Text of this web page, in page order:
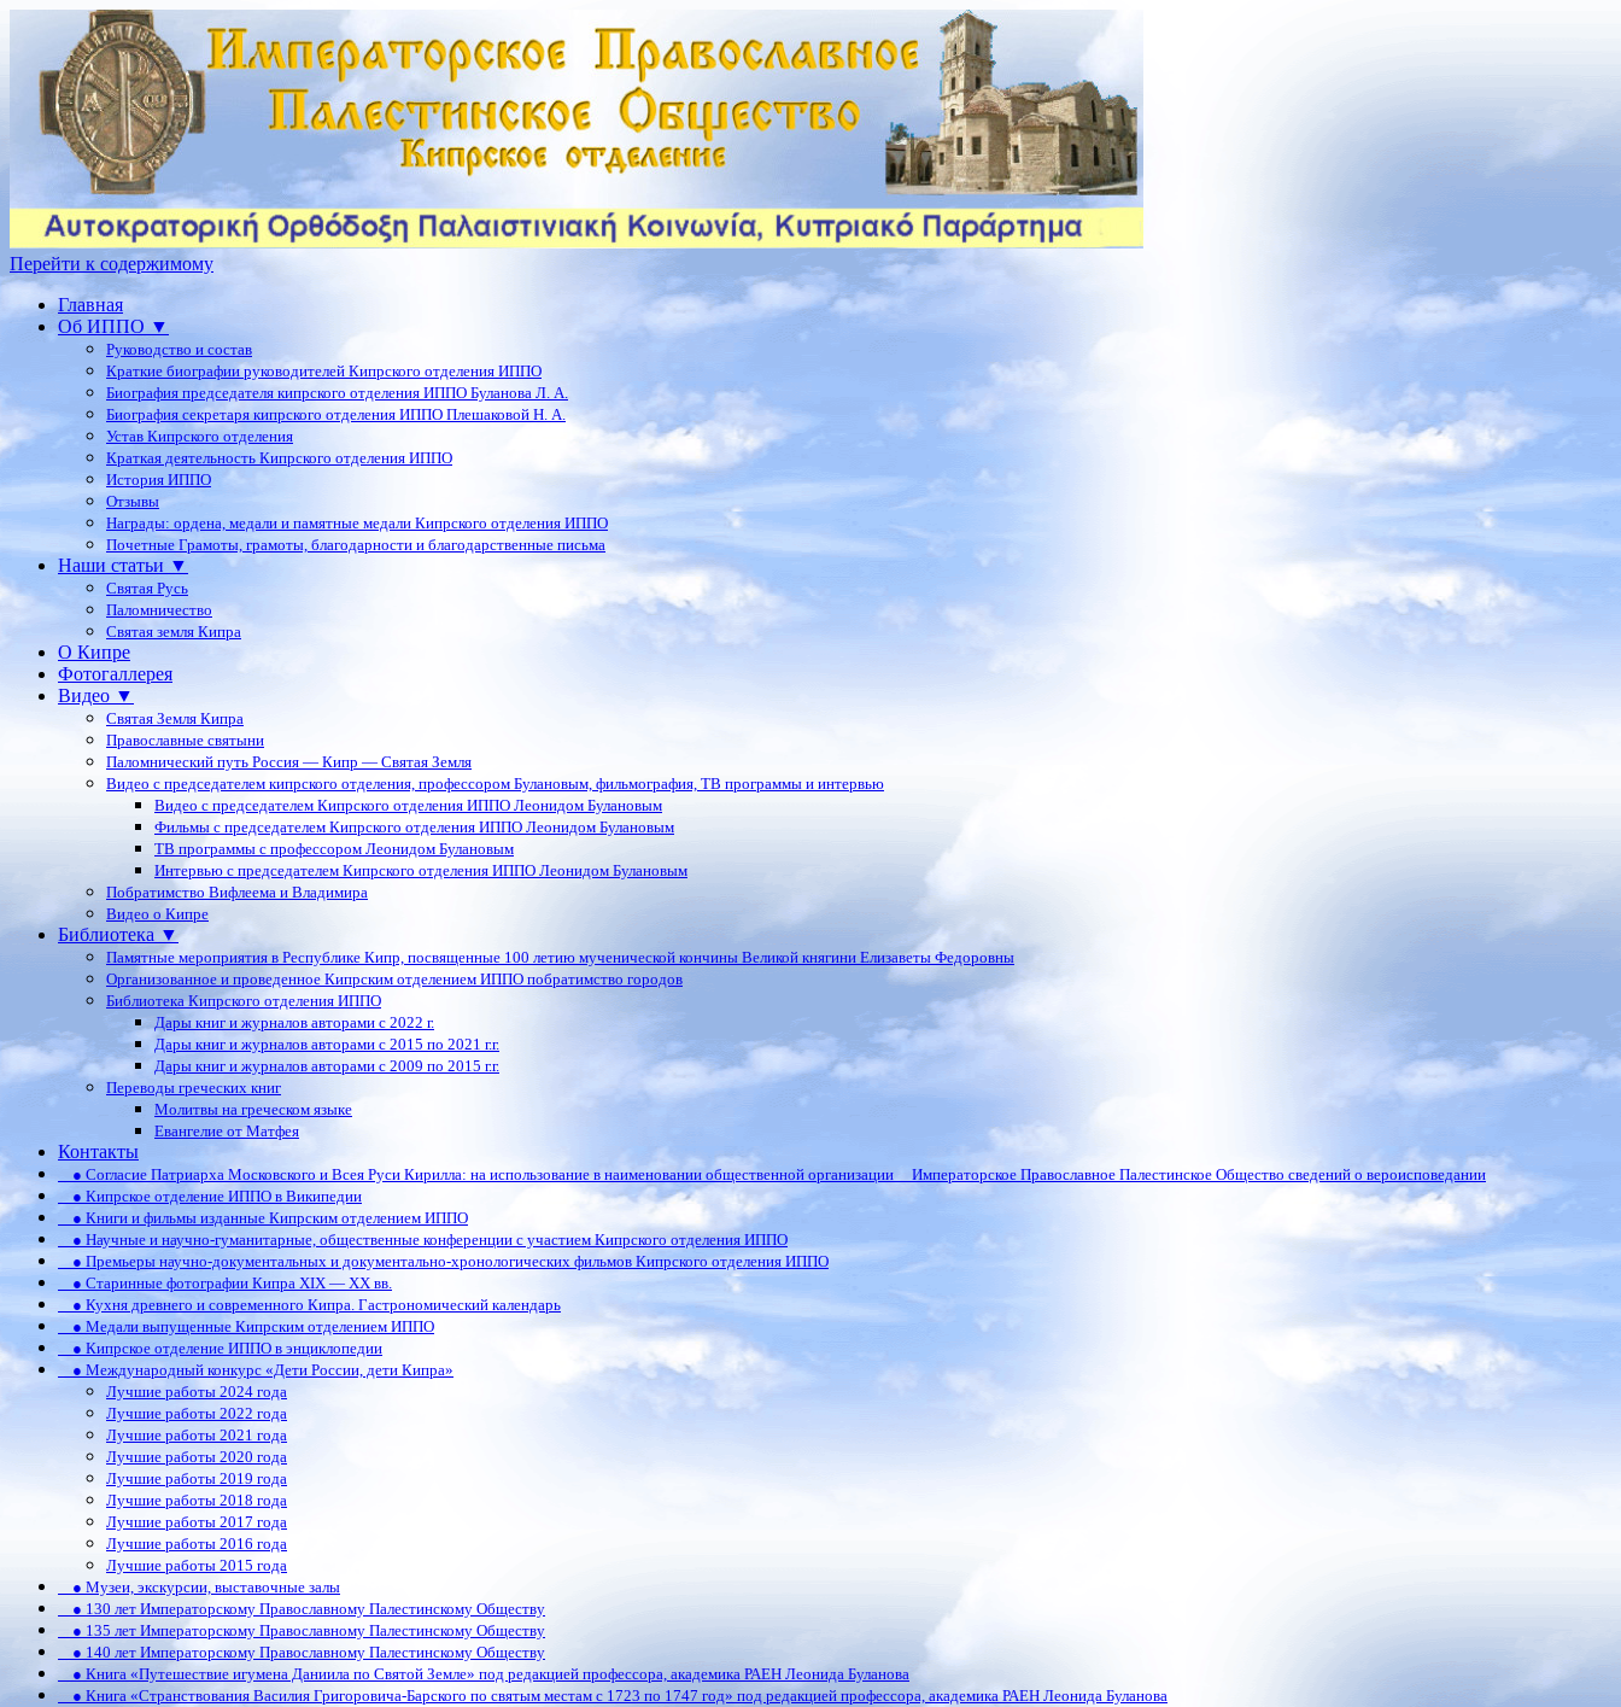
Перейти к содержимому
Главная
Об ИППО ▼
Руководство и состав
Краткие биографии руководителей Кипрского отделения ИППО
Биография председателя кипрского отделения ИППО Буланова Л. А.
Биография секретаря кипрского отделения ИППО Плешаковой Н. А.
Устав Кипрского отделения
Краткая деятельность Кипрского отделения ИППО
История ИППО
Отзывы
Награды: ордена, медали и памятные медали Кипрского отделения ИППО
Почетные Грамоты, грамоты, благодарности и благодарственные письма
Наши статьи ▼
Святая Русь
Паломничество
Святая земля Кипра
О Кипре
Фотогаллерея
Видео ▼
Святая Земля Кипра
Православные святыни
Паломнический путь Россия — Кипр — Святая Земля
Видео с председателем кипрского отделения, профессором Булановым, фильмография, ТВ программы и интервью
Видео с председателем Кипрского отделения ИППО Леонидом Булановым
Фильмы с председателем Кипрского отделения ИППО Леонидом Булановым
ТВ программы с профессором Леонидом Булановым
Интервью с председателем Кипрского отделения ИППО Леонидом Булановым
Побратимство Вифлеема и Владимира
Видео о Кипре
Библиотека ▼
Памятные мероприятия в Республике Кипр, посвященные 100 летию мученической кончины Великой княгини Елизаветы Федоровны
Организованное и проведенное Кипрским отделением ИППО побратимство городов
Библиотека Кипрского отделения ИППО
Дары книг и журналов авторами с 2022 г.
Дары книг и журналов авторами с 2015 по 2021 г.г.
Дары книг и журналов авторами с 2009 по 2015 г.г.
Переводы греческих книг
Молитвы на греческом языке
Евангелие от Матфея
Контакты
● Согласие Патриарха Московского и Всея Руси Кирилла: на использование в наименовании общественной организации Императорское Православное Палестинское Общество сведений о вероисповедании
● Кипрское отделение ИППО в Википедии
● Книги и фильмы изданные Кипрским отделением ИППО
● Научные и научно-гуманитарные, общественные конференции c участием Кипрского отделения ИППО
● Премьеры научно-документальных и документально-хронологических фильмов Кипрского отделения ИППО
● Старинные фотографии Кипра XIX — XX вв.
● Кухня древнего и современного Кипра. Гастрономический календарь
● Медали выпущенные Кипрским отделением ИППО
● Кипрское отделение ИППО в энциклопедии
● Международный конкурс «Дети России, дети Кипра»
Лучшие работы 2024 года
Лучшие работы 2022 года
Лучшие работы 2021 года
Лучшие работы 2020 года
Лучшие работы 2019 года
Лучшие работы 2018 года
Лучшие работы 2017 года
Лучшие работы 2016 года
Лучшие работы 2015 года
● Музеи, экскурсии, выставочные залы
● 130 лет Императорскому Православному Палестинскому Обществу
● 135 лет Императорскому Православному Палестинскому Обществу
● 140 лет Императорскому Православному Палестинскому Обществу
● Книга «Путешествие игумена Даниила по Святой Земле» под редакцией профессора, академика РАЕН Леонида Буланова
● Книга «Странствования Василия Григоровича-Барского по святым местам с 1723 по 1747 год» под редакцией профессора, академика РАЕН Леонида Буланова